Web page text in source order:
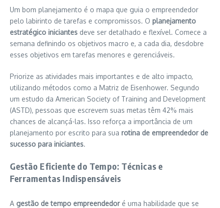
Um bom planejamento é o mapa que guia o empreendedor
pelo labirinto de tarefas e compromissos. O planejamento
estratégico iniciantes deve ser detalhado e flexível. Comece a
semana definindo os objetivos macro e, a cada dia, desdobre
esses objetivos em tarefas menores e gerenciáveis.
Priorize as atividades mais importantes e de alto impacto,
utilizando métodos como a Matriz de Eisenhower. Segundo
um estudo da American Society of Training and Development
(ASTD), pessoas que escrevem suas metas têm 42% mais
chances de alcançá-las. Isso reforça a importância de um
planejamento por escrito para sua rotina de empreendedor de
sucesso para iniciantes.
Gestão Eficiente do Tempo: Técnicas e
Ferramentas Indispensáveis
A gestão de tempo empreendedoré uma habilidade que se